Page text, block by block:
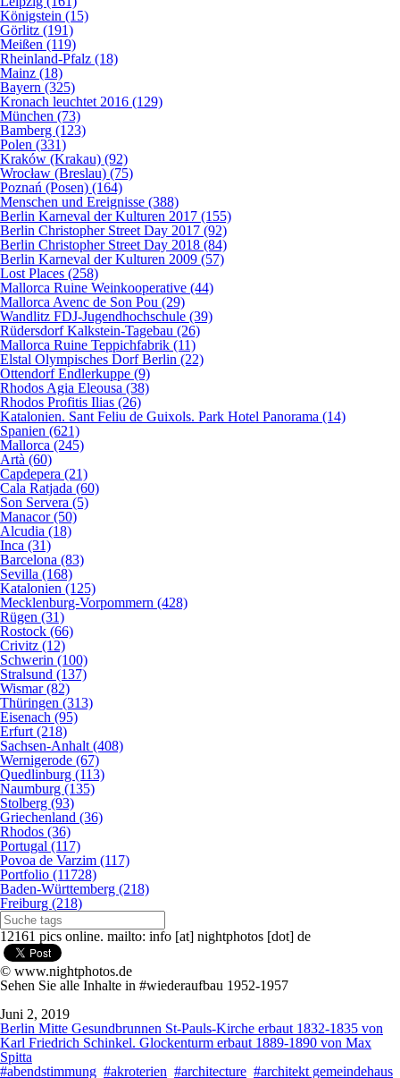
Königstein (15)
Görlitz (191)
Meißen (119)
Rheinland-Pfalz (18)
Mainz (18)
Bayern (325)
Kronach leuchtet 2016 (129)
München (73)
Bamberg (123)
Polen (331)
Kraków (Krakau) (92)
Wrocław (Breslau) (75)
Poznań (Posen) (164)
Menschen und Ereignisse (388)
Berlin Karneval der Kulturen 2017 (155)
Berlin Christopher Street Day 2017 (92)
Berlin Christopher Street Day 2018 (84)
Berlin Karneval der Kulturen 2009 (57)
Lost Places (258)
Mallorca Ruine Weinkooperative (44)
Mallorca Avenc de Son Pou (29)
Wandlitz FDJ-Jugendhochschule (39)
Rüdersdorf Kalkstein-Tagebau (26)
Mallorca Ruine Teppichfabrik (11)
Elstal Olympisches Dorf Berlin (22)
Ottendorf Endlerkuppe (9)
Rhodos Agia Eleousa (38)
Rhodos Profitis Ilias (26)
Katalonien. Sant Feliu de Guixols. Park Hotel Panorama (14)
Spanien (621)
Mallorca (245)
Artà (60)
Capdepera (21)
Cala Ratjada (60)
Son Servera (5)
Manacor (50)
Alcudia (18)
Inca (31)
Barcelona (83)
Sevilla (168)
Katalonien (125)
Mecklenburg-Vorpommern (428)
Rügen (31)
Rostock (66)
Crivitz (12)
Schwerin (100)
Stralsund (137)
Wismar (82)
Thüringen (313)
Eisenach (95)
Erfurt (218)
Sachsen-Anhalt (408)
Wernigerode (67)
Quedlinburg (113)
Naumburg (135)
Stolberg (93)
Griechenland (36)
Rhodos (36)
Portugal (117)
Povoa de Varzim (117)
Portfolio (11728)
Baden-Württemberg (218)
Freiburg (218)
12161 pics online. mailto: info [at] nightphotos [dot] de
© www.nightphotos.de
Sehen Sie alle Inhalte in #wiederaufbau 1952-1957
Juni 2, 2019
Berlin Mitte Gesundbrunnen St-Pauls-Kirche erbaut 1832-1835 von
Karl Friedrich Schinkel. Glockenturm erbaut 1889-1890 von Max
Spitta
#abendstimmung #akroterien #architecture #architekt gemeindehaus